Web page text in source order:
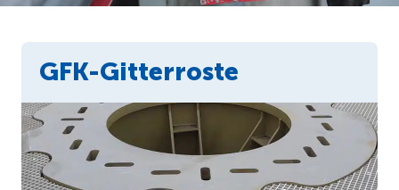
GFK-Gitterroste